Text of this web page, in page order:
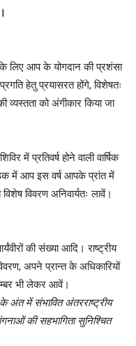
आप के योगदान की प्रशंसा
हेतु प्रयासरत होंगे, विशेषतः
व्यस्तता को अंगीकार किया जा
में प्रतिवर्ष होने वाली वार्षिक
में आप इस वर्ष आपके प्रांत में
विवरण अनिवार्यतः लावें।
की संख्या आदि। राष्ट्रीय
अपने प्रान्त के अधिकारियों
भी लेकर आवें।
अंत में संभावित अंतरराष्ट्रीय
की सहभागिता सुनिश्चित